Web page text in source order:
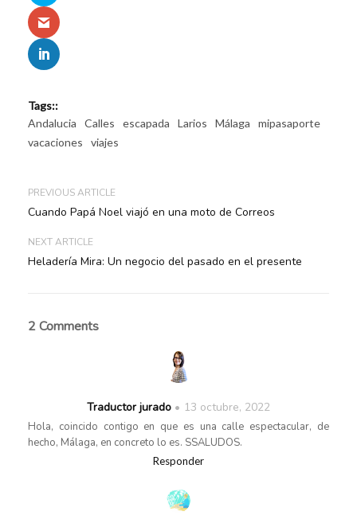
Tags::
Andalucia
Calles escapada Larios Málaga
mipasaporte
vacaciones
viajes
PREVIOUS ARTICLE
Cuando Papá Noel viajó en una moto de Correos
NEXT ARTICLE
Heladería Mira: Un negocio del pasado en el presente
2 Comments
Traductor jurado 13 octubre, 2022
Hola, coincido contigo en que es una calle espectacular, de
hecho, Málaga, en concreto lo es. SSALUDOS.
Responder